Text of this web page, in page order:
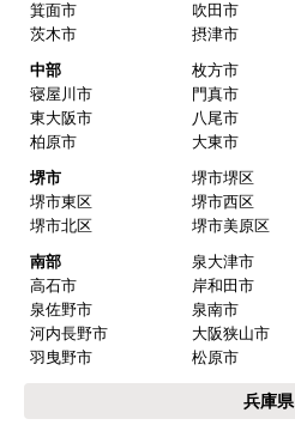
箕面市
吹田市
茨木市
摂津市
中部
枚方市
寝屋川市
門真市
東大阪市
八尾市
柏原市
大東市
堺市
堺市堺区
堺市東区
堺市西区
堺市北区
堺市美原区
南部
泉大津市
高石市
岸和田市
泉佐野市
泉南市
河内長野市
大阪狭山市
羽曳野市
松原市
兵庫県